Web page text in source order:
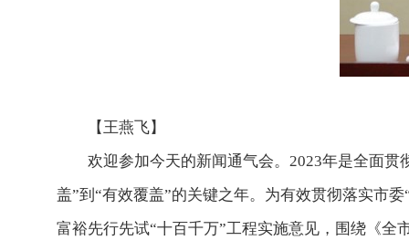
【王燕飞】
欢迎参加今天的新闻通气会。2023年是全面
盖”到“有效覆盖”的关键之年。为有效贯彻落实市
富裕先行先试“十百千万”工程实施意见，围绕《全